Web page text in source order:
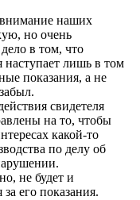
наших
но очень
в том, что
наступает лишь в том
показания, а не
свидетеля
на то, чтобы
какой-то
по делу об
не будет и
за его показания.